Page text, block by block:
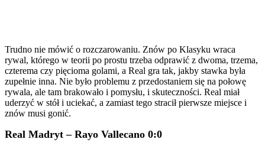
Trudno nie mówić o rozczarowaniu. Znów po Klasyku wraca
rywal, którego w teorii po prostu trzeba odprawić z dwoma, trzema,
czterema czy pięcioma golami, a Real gra tak, jakby stawka była
zupełnie inna. Nie było problemu z przedostaniem się na połowę
rywala, ale tam brakowało i pomysłu, i skuteczności. Real miał
uderzyć w stół i uciekać, a zamiast tego stracił pierwsze miejsce i
znów musi gonić.
Real Madryt – Rayo Vallecano 0:0